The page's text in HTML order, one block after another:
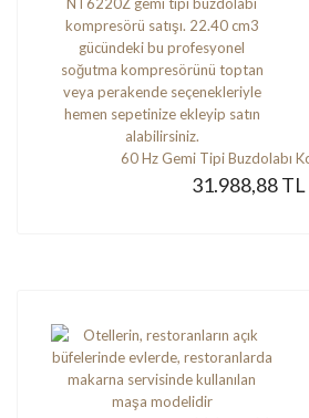
60 Hz Gemi Tipi Buzdolabı
31.988,88 TL